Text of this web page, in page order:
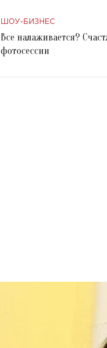
ШОУ-БИЗНЕС
Все налаживается?
фотосессии